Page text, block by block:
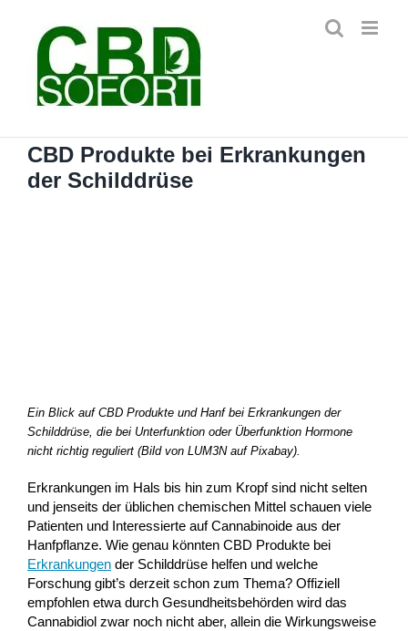
springen
CBD Produkte bei Erkrankungen
der Schilddrüse
Ein Blick auf CBD Produkte und Hanf bei Erkrankungen der
Schilddrüse, die bei Unterfunktion oder Überfunktion Hormone
nicht richtig reguliert (Bild von LUM3N auf Pixabay).
Erkrankungen im Hals bis hin zum Kropf sind nicht selten
und jenseits der üblichen chemischen Mittel schauen viele
Patienten und Interessierte auf Cannabinoide aus der
Hanfpflanze. Wie genau könnten CBD Produkte bei
Erkrankungender Schilddrüse helfen und welche
Forschung gibt’s derzeit schon zum Thema? Offiziell
empfohlen etwa durch Gesundheitsbehörden wird das
Cannabidiol zwar noch nicht aber, allein die Wirkungsweise